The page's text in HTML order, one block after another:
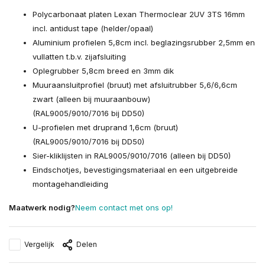
Polycarbonaat platen Lexan Thermoclear 2UV 3TS 16mm
incl. antidust tape (helder/opaal)
Aluminium profielen 5,8cm incl. beglazingsrubber 2,5mm en
vullatten t.b.v. zijafsluiting
Oplegrubber 5,8cm breed en 3mm dik
Muuraansluitprofiel (bruut) met afsluitrubber 5,6/6,6cm
zwart (alleen bij muuraanbouw)
(RAL9005/9010/7016 bij DD50)
U-profielen met druprand 1,6cm (bruut)
(RAL9005/9010/7016 bij DD50)
Sier-kliklijsten in RAL9005/9010/7016 (alleen bij DD50)
Eindschotjes, bevestigingsmateriaal en een uitgebreide
montagehandleiding
Maatwerk nodig?Neem contact met ons op!
Vergelijk Delen